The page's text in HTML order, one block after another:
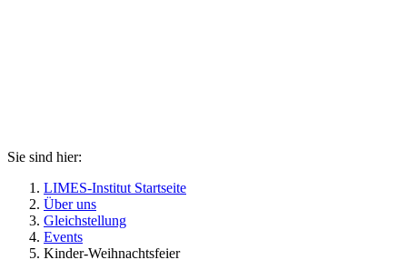
Sie sind hier:
LIMES-Institut Startseite
Über uns
Gleichstellung
Events
Kinder-Weihnachtsfeier